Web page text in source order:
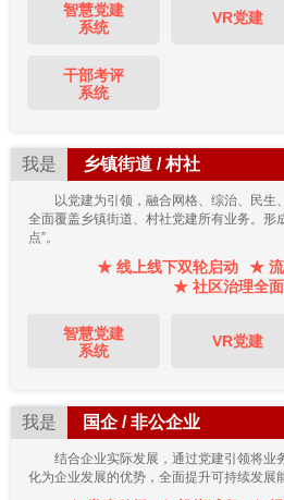
智慧党建
系统
VR党建
干部考评
系统
我是 乡镇街道 / 村社
以党建为引领，融合网格、综治、民生
全面覆盖乡镇街道、村社党建所有业务。形
点”。
★ 线上线下双轮启动
★ 流
★ 社区治理全
智慧党建
系统
VR党建
我是 国企 / 非公企业
结合企业实际发展，通过党建引领将业
化为企业发展的优势，全面提升可持续发展